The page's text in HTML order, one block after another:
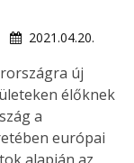
2021.04.20.
új
élőknek
a
európai